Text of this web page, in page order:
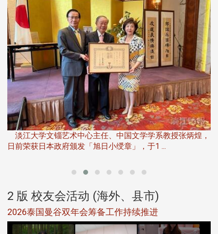
淡江大学文锱艺术中心主任、中国文学学系教授张炳煌，
日前荣获日本政府颁发「旭日小绶章」，于1 ...
2 版 校友会活动 (海外、县市)
2026泰国曼谷双年会筹备工作持续推进